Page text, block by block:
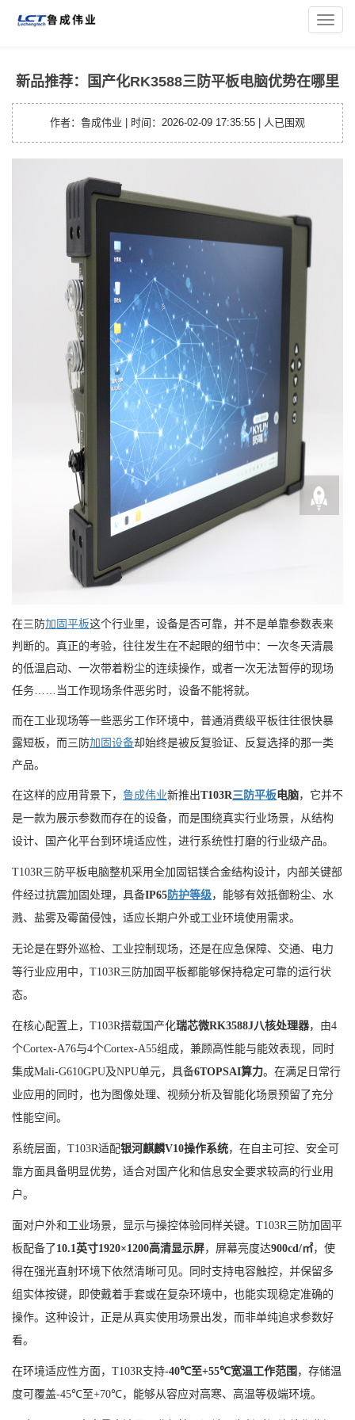
导
航
您的位置：主页
> 新品推荐：国产化RK3588三防平
新品推荐：国产化RK3588三防平板电脑优势在哪里
作者：鲁成伟业 | 时间：2026-02-09 17:35:55 | 人已围观
在三防加固平板这个行业里，设备是否可靠，并不是单靠参数表来
判断的。真正的考验，往往发生在不起眼的细节中：一次冬天清晨
的低温启动、一次带着粉尘的连续操作，或者一次无法暂停的现场
任务……当工作现场条件恶劣时，设备不能将就。
而在工业现场等一些恶劣工作环境中，普通消费级平板往往很快暴
露短板，而三防加固设备却始终是被反复验证、反复选择的那一类
产品。
在这样的应用背景下， 鲁成伟业新推出T103R三防平板电脑，它并不
是一款为展示参数而存在的设备，而是围绕真实行业场景，从结构
设计、国产化平台到环境适应性，进行系统性打磨的行业级产品。
T103R三防平板电脑整机采用全加固铝镁合金结构设计，内部关键部
件经过抗震加固处理，具备IP65防护等级，能够有效抵御粉尘、水
溅、盐雾及霉菌侵蚀，适应长期户外或工业环境使用需求。
无论是在野外巡检、工业控制现场，还是在应急保障、交通、电力
等行业应用中， T103R三防加固平板都能够保持稳定可靠的运行状
态。
在核心配置上， T103R搭载国产化瑞芯微RK3588J八核处理器，由4
个Cortex-A76与4个Cortex-A55组成，兼顾高性能与能效表现，同时
集成Mali-G610GPU及NPU单元，具备6TOPSAI算力。在满足日常行
业应用的同时，也为图像处理、视频分析及智能化场景预留了充分
性能空间。
系统层面， T103R适配银河麒麟V10操作系统，在自主可控、安全可
靠方面具备明显优势，适合对国产化和信息安全要求较高的行业用
户。
面对户外和工业场景，显示与操控体验同样关键。 T103R三防加固平
板配备了10.1英寸1920×1200高清显示屏，屏幕亮度达900cd/㎡，使
得在强光直射环境下依然清晰可见。同时支持电容触控，并保留多
组实体按键，即使戴着手套或在复杂环境中，也能实现稳定准确的
操作。这种设计，正是从真实使用场景出发，而非单纯追求参数好
看。
在环境适应性方面， T103R支持-40℃至+55℃宽温工作范围 ，存储温
度可覆盖-45℃至+70℃，能够从容应对高寒、高温等极端环境。